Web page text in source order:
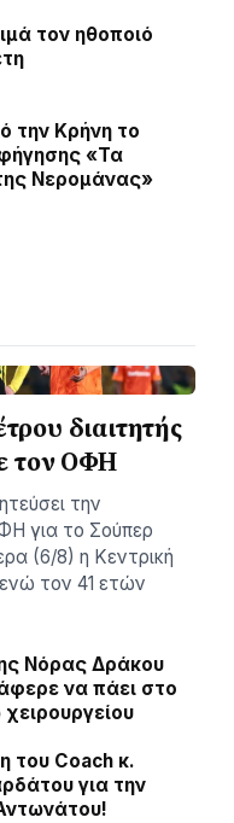
τον ηθοποιό
την Κρήνη το
«Τα
Νερομάνας»
διαιτητής
τον ΟΦΗ
την
για το Σούπερ
(6/8) η Κεντρική
τον 41 ετών
Νόρας Δράκου
να πάει στο
του Coach κ.
για την